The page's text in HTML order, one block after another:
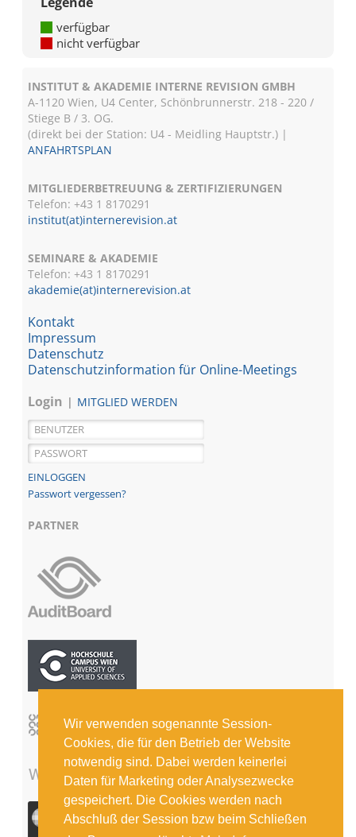
Wir verwenden sogenannte Session-
Cookies, die für den Betrieb der Website
notwendig sind. Dabei werden keinerlei
Daten für Marketing oder Analysezwecke
gespeichert. Die Cookies werden nach
Abschluß der Session bzw beim Schließen
verfügbar
nicht verfügbar
INSTITUT & AKADEMIE INTERNE REVISION GMBH
A-1120 Wien, U4 Center, Schönbrunnerstr. 218 - 220 /
Stiege B / 3. OG.
(direkt bei der Station: U4 - Meidling Hauptstr.) |
ANFAHRTSPLAN
MITGLIEDERBETREUUNG & ZERTIFIZIERUNGEN
Telefon: +43 1 8170291
institut(at)internerevision.at
SEMINARE & AKADEMIE
Telefon: +43 18170291
akademie(at)internerevision.at
Kontakt
Impressum
Datenschutz
Datenschutzinformation für Online-Meetings
Login
MITGLIED WERDEN
Passwort vergessen?
PARTNER